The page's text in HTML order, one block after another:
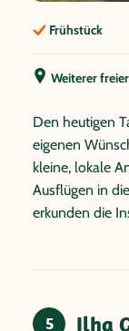
Frühstück
Weiterer
Den heutigen
eigenen
kleine, lokale
Ausflügen in
erkunden die
5 Ilha